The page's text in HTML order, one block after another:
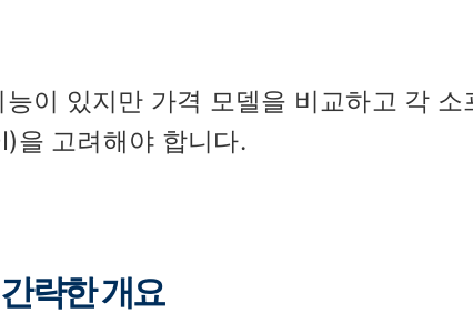
이 있지만 가격 모델을 비교하고 각 소
을 고려해야 합니다.
략한 개요